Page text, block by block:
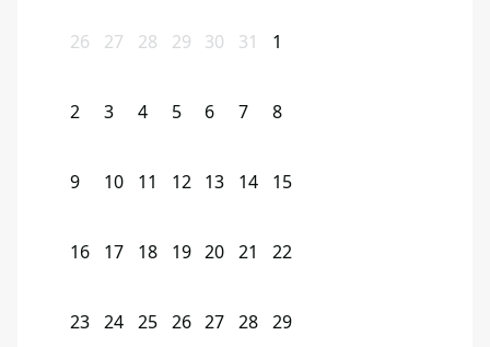
26 27 28 29 30 31 1
2 3 4 5 6 7 8
9 10 11 12 13 14 15
16 17 18 19 20 21 22
23 24 25 26 27 28 29